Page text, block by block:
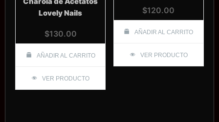
Lovely Nails
$130.00
AÑADIR AL CARRITO
VER PRODUCTO
$120.00
AÑADIR AL CARRITO
VER PRODUCTO